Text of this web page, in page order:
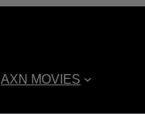
AXN MOVIES